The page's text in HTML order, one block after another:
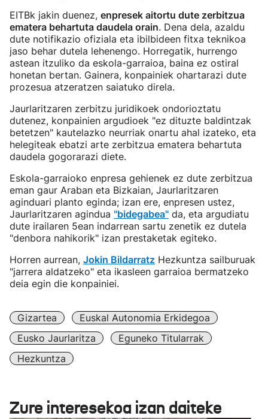
EITBk jakin duenez, enpresek aitortu dute zerbitzua
ematera behartuta daudela orain. Dena dela, azaldu
dute notifikazio ofiziala eta ibilbideen fitxa teknikoa
jaso behar dutela lehenengo. Horregatik, hurrengo
astean itzuliko da eskola-garraioa, baina ez ostiral
honetan bertan. Gainera, konpainiek ohartarazi dute
prozesua atzeratzen saiatuko direla.
Jaurlaritzaren zerbitzu juridikoek ondorioztatu
dutenez, konpainien argudioek "ez dituzte baldintzak
betetzen" kautelazko neurriak onartu ahal izateko, eta
helegiteak ebatzi arte zerbitzua ematera behartuta
daudela gogorarazi diete.
Eskola-garraioko enpresa gehienek ez dute zerbitzua
eman gaur Araban eta Bizkaian, Jaurlaritzaren
aginduari planto eginda; izan ere, enpresen ustez,
Jaurlaritzaren agindua "bidegabea" da, eta argudiatu
dute irailaren 5ean indarrean sartu zenetik ez dutela
"denbora nahikorik" izan prestaketak egiteko.
Horren aurrean, Jokin Bildarratz Hezkuntza sailburuak
"jarrera aldatzeko" eta ikasleen garraioa bermatzeko
deia egin die konpainiei.
Gizartea
Euskal Autonomia Erkidegoa
Eusko Jaurlaritza
Eguneko Titularrak
Hezkuntza
Zure interesekoa izan daiteke